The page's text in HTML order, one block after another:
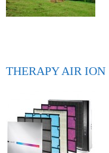
THERAPY AIR ION